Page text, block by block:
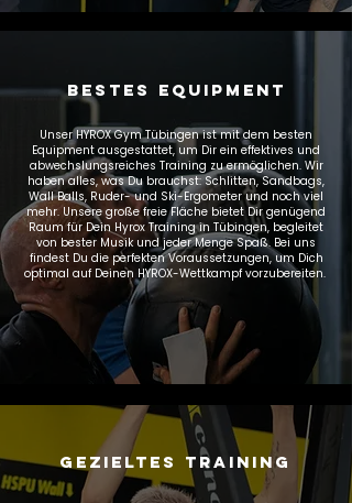
BESTES EQUIPMENT
Unser HYROX Gym Tübingen ist mit dem besten
Equipment ausgestattet, um Dir ein effektives und
abwechslungsreiches Training zu ermöglichen. Wir
haben alles, was Du brauchst: Schlitten, Sandbags,
Wall Balls, Ruder- und Ski-Ergometer und noch viel
mehr. Unsere große freie Fläche bietet Dir genügend
Raum für Dein Hyrox Training in Tübingen, begleitet
von bester Musik und jeder Menge Spaß. Bei uns
findest Du die perfekten Voraussetzungen, um Dich
optimal auf Deinen HYROX-Wettkampf vorzubereiten.
GEZIELTES TRAINING